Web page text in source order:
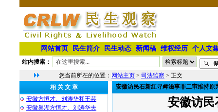
网站首页 民生简介 民生动态 新闻稿 维权经历 个人文
站内搜索：
您当前所在的位置： 网站主页 > 司法监察 > 正文
相 关 文 章
安徽方恒才、刘涛华和王芸
安徽巢湖方恒才、刘涛华夫
安徽访民石新红寻衅滋事罪二审维持原
安徽访民